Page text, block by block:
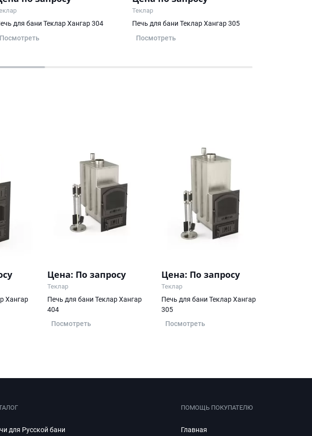
для бани Теклар Хангар 304
Посмотреть
Теклар
Печь для бани Теклар Хангар 305
Посмотреть
Хангар
Цена: По запросу
Теклар
Печь для бани Теклар Хангар
404
Посмотреть
Цена: По запросу
Теклар
Печь для бани Теклар Хангар
305
Посмотреть
для Русской бани
ПОМОЩЬ ПОКУПАТЕЛЮ
Главная